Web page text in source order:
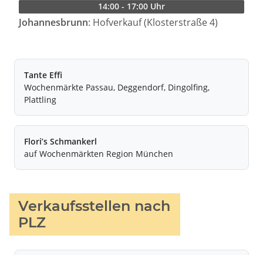
14:00 - 17:00 Uhr
Johannesbrunn: Hofverkauf (Klosterstraße 4)
Tante Effi
Wochenmärkte Passau, Deggendorf, Dingolfing,
Plattling
Flori’s Schmankerl
auf Wochenmärkten Region München
Verkaufsstellen nach
PLZ